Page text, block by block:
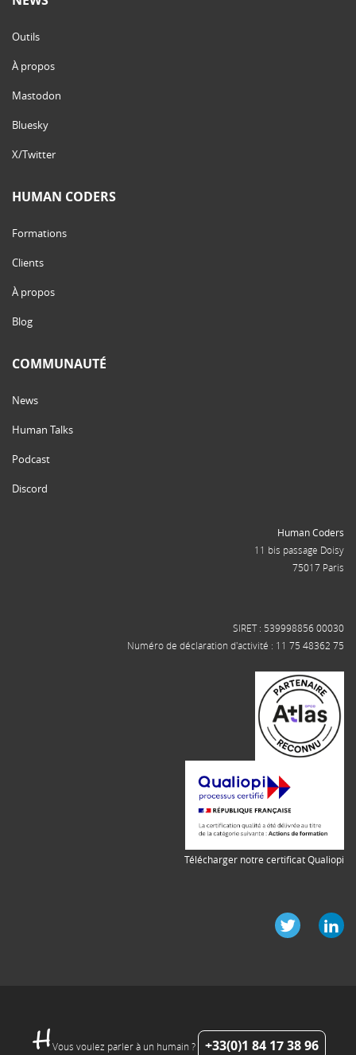
Outils
À propos
Mastodon
Bluesky
X/Twitter
HUMAN CODERS
Formations
Clients
À propos
Blog
COMMUNAUTÉ
News
Human Talks
Podcast
Discord
Human Coders
11 bis passage Doisy
75017 Paris
SIRET : 539998856 00030
Numéro de déclaration d'activité : 11 75 48362 75
Télécharger notre certificat Qualiopi
Vous voulez parler à un humain ? +33(0)1 84 17 38 96